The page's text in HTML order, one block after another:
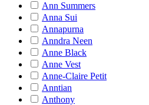
Ann Summers
Anna Sui
Annapurna
Anndra Neen
Anne Black
Anne Vest
Anne-Claire Petit
Anntian
Anthony